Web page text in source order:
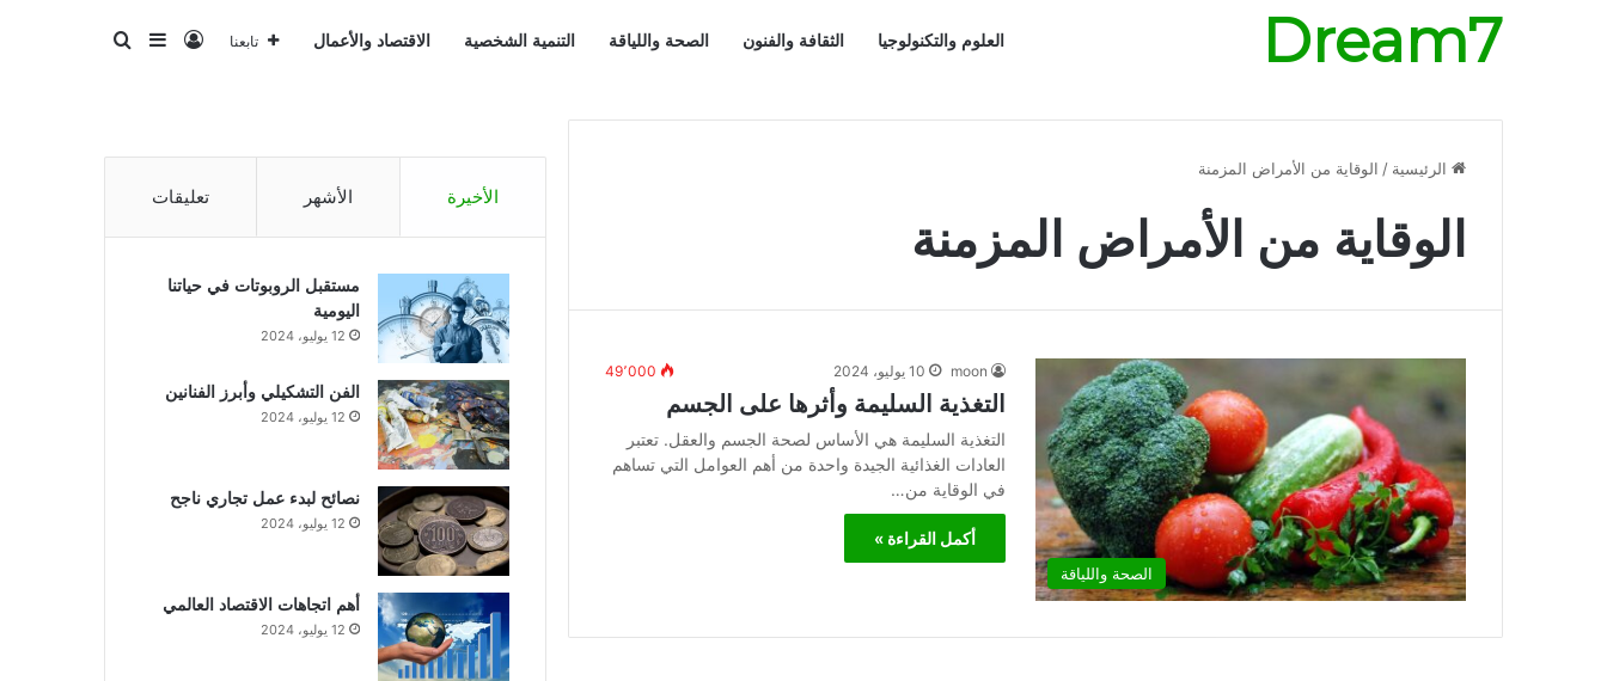
Dream7 العلوم والتكنولوجيا الثقافة والفنون الصحة واللياقة التنمية الشخصية الاقتصاد والأعمال تابعنا تسجيل الدخول
إضافة عمود جانبي
بحث عن
الرئيسية / الوقاية من الأمراض المزمنة
الوقاية من الأمراض المزمنة
الصحة واللياقة
moon 10 يوليو، 2024 49٬000
التغذية السليمة وأثرها على الجسم
التغذية السليمة هي الأساس لصحة الجسم والعقل. تعتبر
العادات الغذائية الجيدة واحدة من أهم العوامل التي تساهم
في الوقاية من…
أكمل القراءة »
الأخيرة الأشهر تعليقات
مستقبل الروبوتات في حياتنا
اليومية
12 يوليو، 2024
الفن التشكيلي وأبرز الفنانين
12 يوليو، 2024
نصائح لبدء عمل تجاري ناجح
12 يوليو، 2024
أهم اتجاهات الاقتصاد العالمي
12 يوليو، 2024